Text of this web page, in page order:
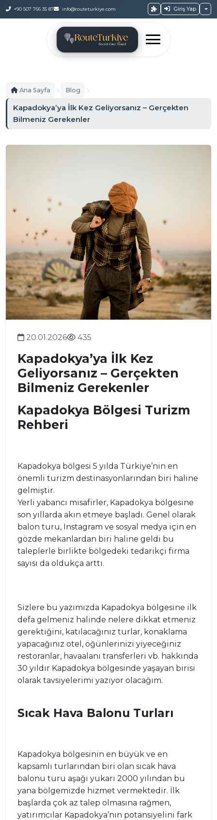
+90 507 766 35 87 info@routeturkiye.com Giriş Yap
Ana Sayfa Blog
Kapadokya’ya İlk Kez Geliyorsanız – Gerçekten
Bilmeniz Gerekenler
20.01.2026 435
Kapadokya’ya İlk Kez
Geliyorsanız – Gerçekten
Bilmeniz Gerekenler
Kapadokya Bölgesi Turizm
Rehberi
Kapadokya bölgesi 5 yılda Türkiye’nin en
önemli turizm destinasyonlarından biri haline
gelmiştir.
Yerli yabancı misafirler, Kapadokya bölgesine
son yıllarda akın etmeye başladı. Genel olarak
balon turu, Instagram ve sosyal medya için en
gözde mekanlardan biri haline geldi bu
taleplerle birlikte bölgedeki tedarikçi firma
sayısı da oldukça arttı.
Sizlere bu yazımızda Kapadokya bölgesine ilk
defa gelmeniz halinde nelere dikkat etmeniz
gerektiğini, katılacağınız turlar, konaklama
yapacağınız otel, öğünlerinizi yiyeceğiniz
restoranlar, havaalanı transferleri vb. hakkında
30 yıldır Kapadokya bölgesinde yaşayan birisi
olarak tavsiyelerimi yazıyor olacağım.
Sıcak Hava Balonu Turları
Kapadokya bölgesinin en büyük ve en
kapsamlı turlarından biri olan sıcak hava
balonu turu aşağı yukarı 2000 yılından bu
yana bölgemizde hizmet vermektedir. İlk
başlarda çok az talep olmasına rağmen,
yatırımcılar Kapadokya’nın potansiyelini fark